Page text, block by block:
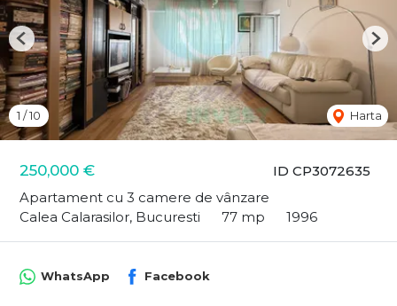
ID CP3072635
250,000 €
Apartament cu 3 camere de vânzare
Calea Calarasilor, Bucuresti
77 mp 1996
1 /10 Harta
Previous
WhatsApp Facebook